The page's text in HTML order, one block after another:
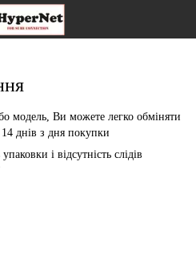
модель, Ви можете легко обміняти
днів з дня покупки
і відсутність слідів